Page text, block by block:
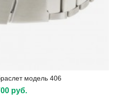
модель 406
руб.